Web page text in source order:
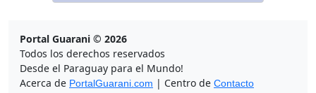
Portal Guarani © 2026
Todos los derechos reservados
Desde el Paraguay para el Mundo!
Acerca de PortalGuarani.com | Centro de Contacto